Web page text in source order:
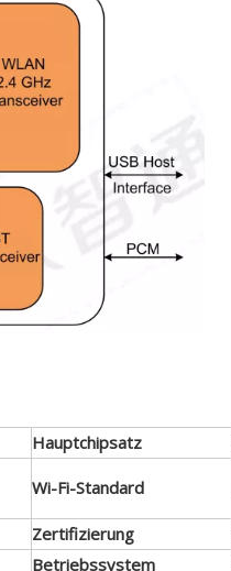
Hauptchipsatz
Wi-Fi-Standard
Zertifizierung
Betriebssystem